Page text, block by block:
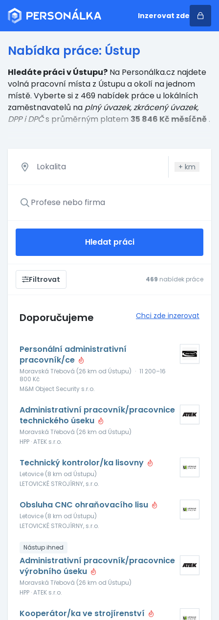
Inzerovat zde
Nabídka práce: Ústup
Hledáte práci v Ústupu? Na Personálka.cz najdete
volná pracovní místa z Ústupu a okolí na jednom
místě. Vyberte si z 469 nabídek práce u lokálních
zaměstnavatelů na plný úvazek, zkrácený úvazek,
DPP i DPČs průměrným platem 35 846 Kč měsíčně .
+ km
Hledat práci
Filtrovat 469 nabídek práce
Doporučujeme Chci zde inzerovat
Personální administrativní
pracovník/ce
Moravská Třebová (26 km od Ústupu) · 11 200–16
800 Kč
M&M Object Security s.r.o.
Administrativní pracovník/pracovnice
technického úseku
Moravská Třebová (26 km od Ústupu)
HPP · ATEK s.r.o.
Technický kontrolor/ka lisovny
Letovice (8 km od Ústupu)
LETOVICKÉ STROJÍRNY, s.r.o.
Obsluha CNC ohraňovacího lisu
Letovice (8 km od Ústupu)
LETOVICKÉ STROJÍRNY, s.r.o.
Nástup ihned
Administrativní pracovník/pracovnice
výrobního úseku
Moravská Třebová (26 km od Ústupu)
HPP · ATEK s.r.o.
Kooperátor/ka ve strojírenství